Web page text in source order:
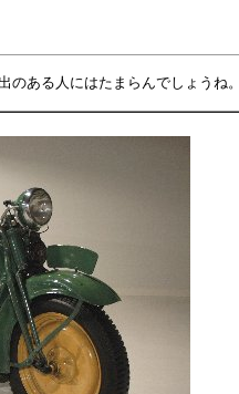
ある人にはたまらんでしょうね。